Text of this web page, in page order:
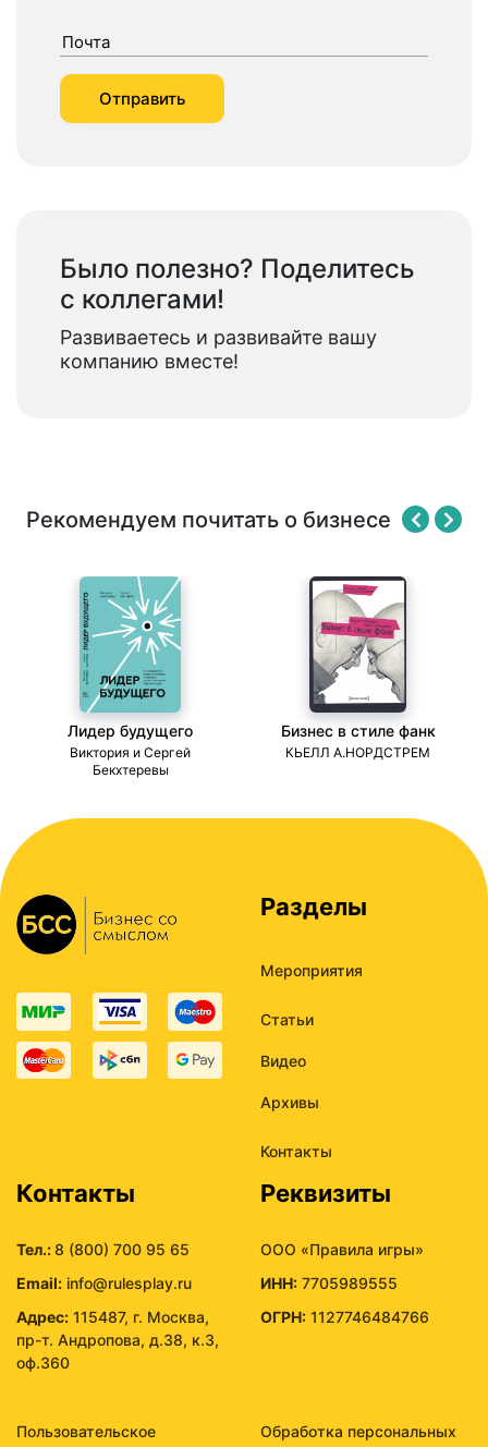
Было полезно? Поделитесь
с коллегами!
Развиваетесь и развивайте вашу
компанию вместе!
Рекомендуем почитать о бизнесе
Лидер будущего
Виктория и Сергей
Бекхтеревы
Бизнес в стиле фанк
КЬЕЛЛ А.НОРДСТРЕМ
Разделы
Мероприятия
Статьи
Видео
Архивы
Контакты
Контакты
Тел.:8 (800) 700 95 65
Email: info@rulesplay.ru
Адрес: 115487, г. Москва,
пр-т. Андропова, д.38, к.3,
оф.360
Реквизиты
ООО «Правила игры»
ИНН: 7705989555
ОГРН: 1127746484766
Пользовательское Обработка персональных